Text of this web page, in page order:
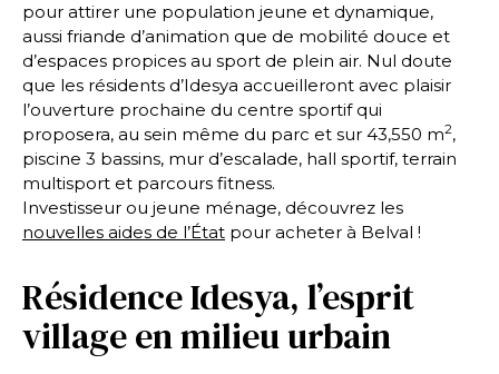
pour attirer une population jeune et dynamique,
aussi friande d’animation que de mobilité douce et
d’espaces propices au sport de plein air. Nul doute
que les résidents d’Idesya accueilleront avec plaisir
l’ouverture prochaine du centre sportifqui
proposera, au sein même du parc et sur 43,550 m2,
piscine 3 bassins, mur d’escalade, hall sportif, terrain
multisport et parcours fitness.
Investisseur ou jeune ménage, découvrez les
nouvelles aides de l’État pour acheter à Belval !
Résidence Idesya, l’esprit
village en milieu urbain